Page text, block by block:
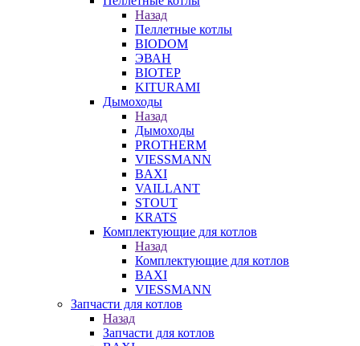
Назад
Пеллетные котлы
BIODOM
ЭВАН
BIOTEP
KITURAMI
Дымоходы
Назад
Дымоходы
PROTHERM
VIESSMANN
BAXI
VAILLANT
STOUT
KRATS
Комплектующие для котлов
Назад
Комплектующие для котлов
BAXI
VIESSMANN
Запчасти для котлов
Назад
Запчасти для котлов